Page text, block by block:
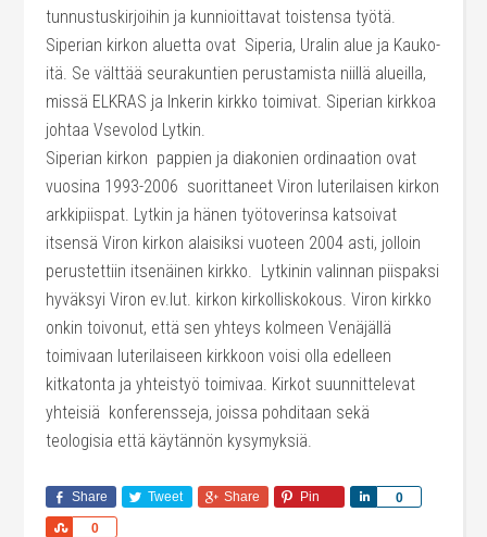
tunnustuskirjoihin ja kunnioittavat toistensa työtä.
Siperian kirkon aluetta ovat Siperia, Uralin alue ja Kauko-
itä. Se välttää seurakuntien perustamista niillä alueilla,
missä ELKRAS ja Inkerin kirkko toimivat. Siperian kirkkoa
johtaa Vsevolod Lytkin.
Siperian kirkon pappien ja diakonien ordinaation ovat
vuosina 1993-2006 suorittaneet Viron luterilaisen kirkon
arkkipiispat. Lytkin ja hänen työtoverinsa katsoivat
itsensä Viron kirkon alaisiksi vuoteen 2004 asti, jolloin
perustettiin itsenäinen kirkko. Lytkinin valinnan piispaksi
hyväksyi Viron ev.lut. kirkon kirkolliskokous. Viron kirkko
onkin toivonut, että sen yhteys kolmeen Venäjällä
toimivaan luterilaiseen kirkkoon voisi olla edelleen
kitkatonta ja yhteistyö toimivaa. Kirkot suunnittelevat
yhteisiä konferensseja, joissa pohditaan sekä
teologisia että käytännön kysymyksiä.
Share Tweet Share Pin 0
Share
0
Share